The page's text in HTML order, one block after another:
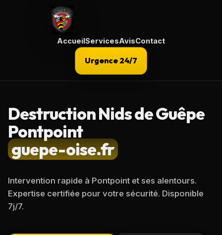
AccueilServicesAvisContact
Urgence 24/7
Destruction Nids de Guêpe
Pontpoint
guepe-oise.fr
Intervention rapide à Pontpoint et ses alentours.
Expertise certifiée pour votre sécurité. Disponible
7j/7.